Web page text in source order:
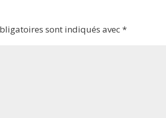
sont indiqués avec*